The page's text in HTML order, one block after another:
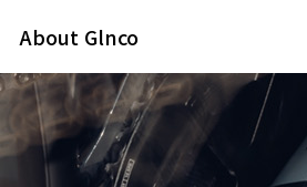
About Glnco